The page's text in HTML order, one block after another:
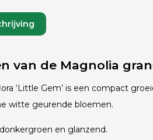
van de Magnolia
‘Little Gem’ is een compact
witte geurende bloemen.
en glanzend.